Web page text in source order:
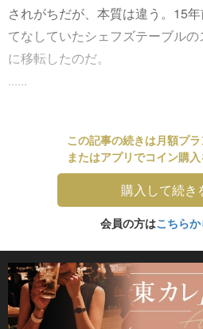
されがちだが、本質は違う。15
てなしていたシェフズテーブル
に移転したのだ。
......
この記事の続きは月額プラ
またはアプリでコイン購
購入して続き
会員の方はこちら